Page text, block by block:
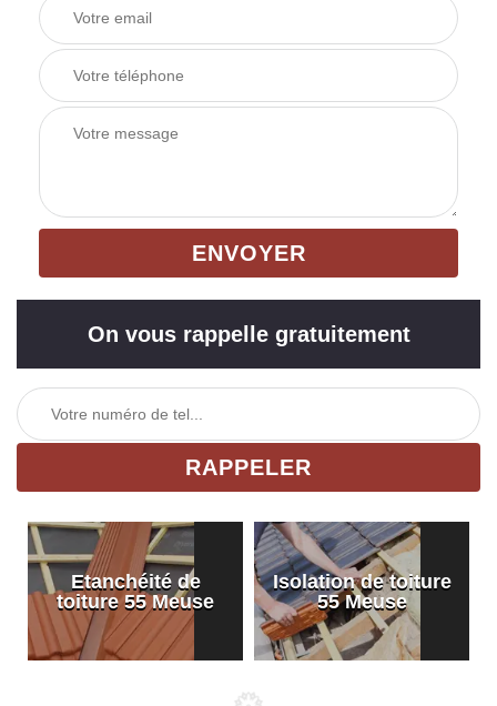
On vous rappelle gratuitement
Etanchéité de
toiture 55 Meuse
Isolation de toiture
55 Meuse